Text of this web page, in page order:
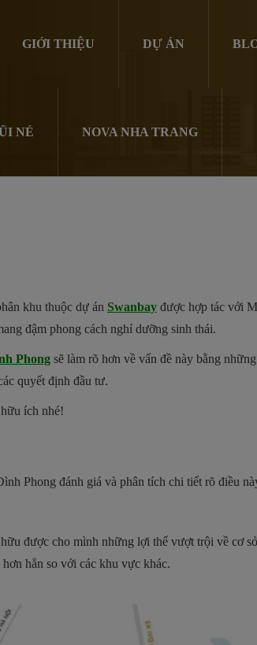
GIỚI THIỆU DỰ ÁN
NÉ NOVA NHA TRANG
khu thuộc dự án Swanbay được hợp tác với
đậm phong cách nghỉ dưỡng sinh thái.
Phong sẽ làm rõ hơn về vấn đề này bằng
quyết định đầu tư.
ích nhé!
Phong đánh giá và phân tích chi tiết rõ điều
được cho mình những lợi thế vượt trội về cơ
hẳn so với các khu vực khác.